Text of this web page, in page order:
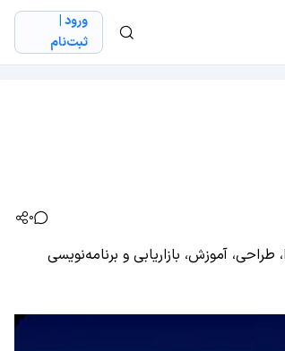
ورود |
ثبت‌نام
0
آموزش، بازاریابی و برنامه‌نویسی